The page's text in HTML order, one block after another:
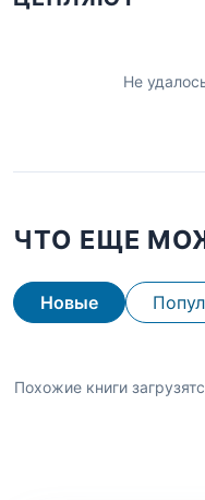
Не
ЧТО ЕЩЕ
Новые
Похожие книги